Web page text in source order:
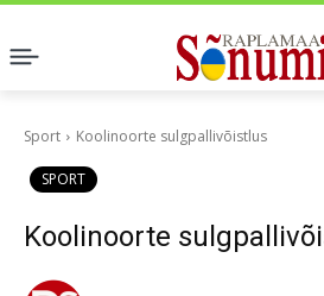
Sport Koolinoorte sulgpallivõistlus
SPORT
Koolinoorte